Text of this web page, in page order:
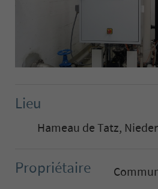
Lieu
Hameau de Tatz,
Propriétaire